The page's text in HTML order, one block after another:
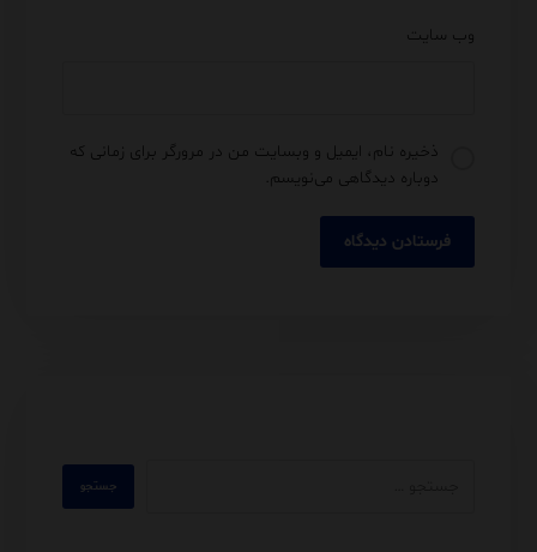
وب‌ سایت
ذخیره نام، ایمیل و وبسایت من در مرورگر برای زمانی که
دوباره دیدگاهی می‌نویسم.